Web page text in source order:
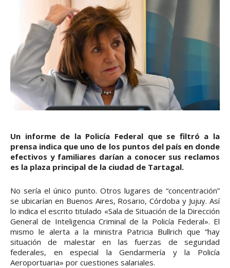
Un informe de la Policía Federal que se filtró a la
prensa indica que uno de los puntos del país en donde
efectivos y familiares darían a conocer sus reclamos
es la plaza principal de la ciudad de Tartagal.
No sería el único punto. Otros lugares de “concentración”
se ubicarían en Buenos Aires, Rosario, Córdoba y Jujuy. Así
lo indica el escrito titulado «Sala de Situación de la Dirección
General de Inteligencia Criminal de la Policía Federal». El
mismo le alerta a la ministra Patricia Bullrich que “hay
situación de malestar en las fuerzas de seguridad
federales, en especial la Gendarmería y la Policía
Aeroportuaria» por cuestiones salariales.